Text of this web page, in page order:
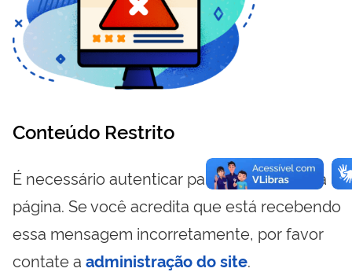
Conteúdo Restrito
É necessário autenticar para visualizar essa
página. Se você acredita que está recebendo
essa mensagem incorretamente, por favor
contate a administração do site.